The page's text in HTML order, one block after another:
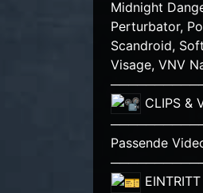
Midnight
Perturbator,
Scandroid,
Visage, VNV
CLIPS &
Passende
EINTRITT